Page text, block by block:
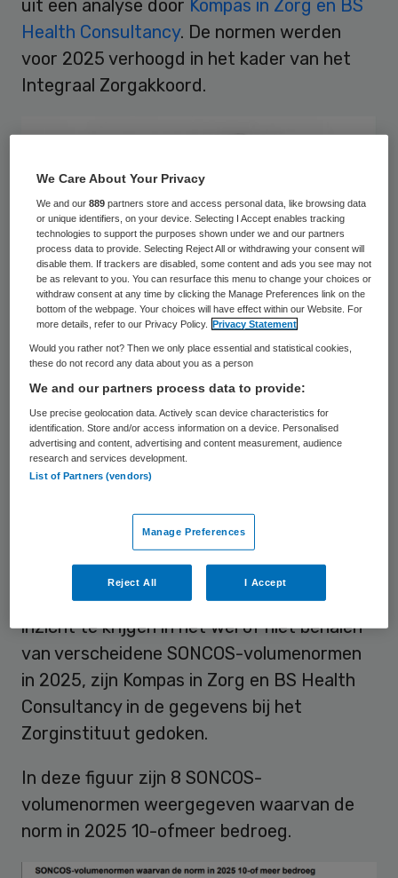
uit een analyse door Kompas in Zorg en BS
Health Consultancy. De normen werden
voor 2025 verhoogd in het kader van het
Integraal Zorgakkoord.
Beeld: blende11.photo/stock.adobe.com
Aanbieders van medisch specialistische
zorg moeten ieder jaar volume- en
kwaliteitsgegevens aanleveren bij
Zorginstituut Nederland. De normen zijn
wetenschappelijke verenigingen. Zo ook de
indicatorenset Oncologie gebaseerd op het
SONCOS-normeringsrapport, waarin de
oncologische normen zijn opgenomen. Om
inzicht te krijgen in het wel of niet behalen
van verscheidene SONCOS-volumenormen
in 2025, zijn Kompas in Zorg en BS Health
Consultancy in de gegevens bij het
Zorginstituut gedoken.
In deze figuur zijn 8 SONCOS-
volumenormen weergegeven waarvan de
norm in 2025 10-ofmeer bedroeg.
We Care About Your Privacy
We and our889 partners store and access personal data, like browsing data
or unique identifiers, on your device. Selecting I Accept enables tracking
technologies to support the purposes shown under we and our partners
process data to provide. Selecting Reject All or withdrawing your consent will
disable them. If trackers are disabled, some content and ads you see may not
be as relevant to you. You can resurface this menu to change your choices or
withdraw consent at any time by clicking the Manage Preferences link on the
bottom of the webpage. Your choices will have effect within our Website. For
more details, refer to our Privacy Policy.
Privacy Statement
Would you rather not? Then we only place essential and statistical cookies,
these do not record any data about you as a person
We and our partners process data to provide:
Use precise geolocation data. Actively scan device characteristics for
identification. Store and/or access information on a device. Personalised
advertising and content, advertising and content measurement, audience
research and services development.
List of Partners (vendors)
Manage Preferences
Reject All I Accept